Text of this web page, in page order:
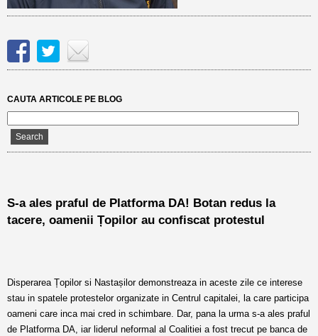
CAUTA ARTICOLE PE BLOG
S-a ales praful de Platforma DA! Botan redus la
tacere, oamenii Țopilor au confiscat protestul
Disperarea Țopilor si Nastașilor demonstreaza in aceste zile ce interese
stau in spatele protestelor organizate in Centrul capitalei, la care participa
oameni care inca mai cred in schimbare. Dar, pana la urma s-a ales praful
de Platforma DA, iar liderul neformal al Coalitiei a fost trecut pe banca de